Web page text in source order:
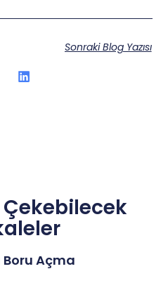
Sonraki Blog Yazısı
Boru Açma